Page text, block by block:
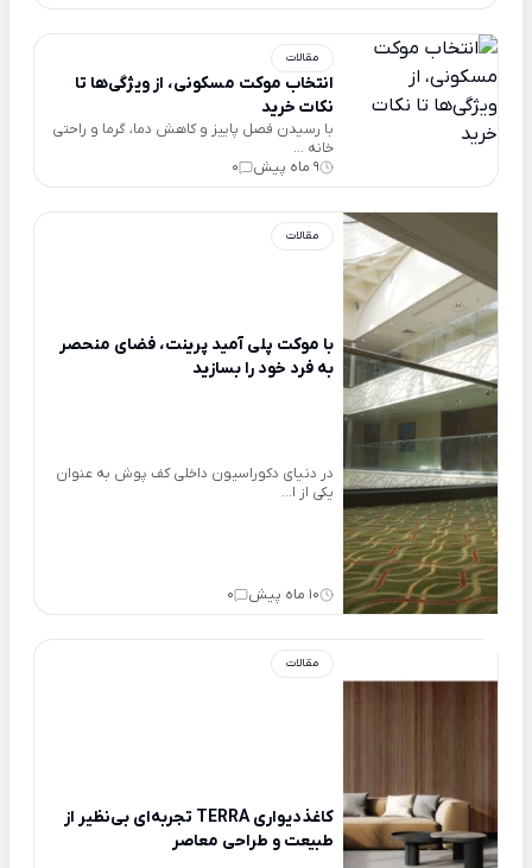
مقالات
انتخاب موکت مسکونی، از ویژگی‌ها تا
نکات خرید
با رسیدن فصل پاییز و کاهش دما، گرما و راحتی
خانه ...
9 ماه پیش
0
مقالات
با موکت پلی آمید‌‌‌‌ پرینت، فضای منحصر
به فرد خود را بسازید
در دنیای دکوراسیون داخلی کف پوش به عنوان
یکی از ا...
10 ماه پیش 0
مقالات
کاغذدیواری TERRA تجربه‌ای بی‌نظیر از
طبیعت و طراحی معاصر